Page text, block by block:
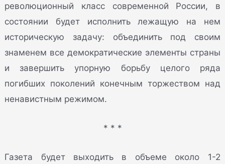
революционный класс современной России, в
состоянии будет исполнить лежащую на нем
историческую задачу: объединить под своим
знаменем все демократические элементы страны
и завершить упорную борьбу целого ряда
погибших поколений конечным торжеством над
ненавистным режимом.
* * *
Газета будет выходить в объеме около 1-2